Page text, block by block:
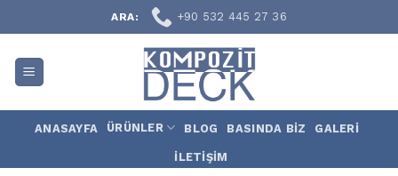
to
content
ARA: +90 532 445 27 36
ANASAYFA ÜRÜNLER BLOG BASINDA BİZ GALERI
İLETIŞIM